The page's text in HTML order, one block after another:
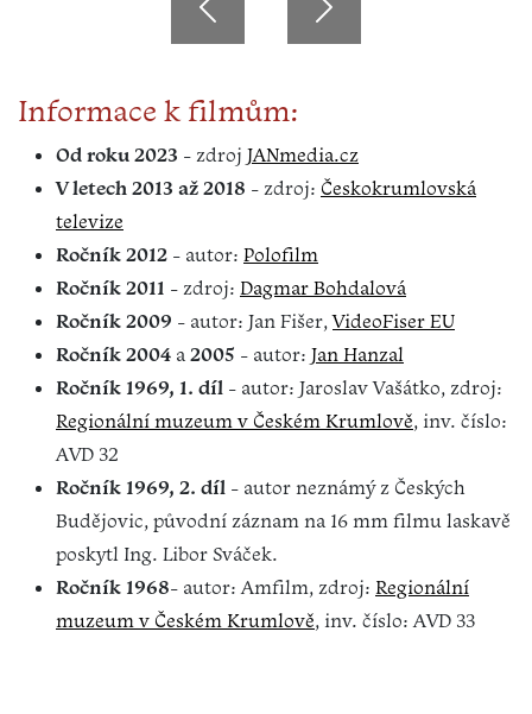
Informace k filmům:
Od roku 2023 - zdroj JANmedia.cz
V letech 2013 až 2018 - zdroj: Českokrumlovská
televize
Ročník 2012 - autor: Polofilm
Ročník 2011 - zdroj: Dagmar Bohdalová
Ročník 2009 - autor: Jan Fišer,VideoFiser EU
Ročník 2004 a 2005 - autor: Jan Hanzal
Ročník 1969, 1. díl - autor: Jaroslav Vašátko, zdroj:
Regionální muzeum v Českém Krumlově, inv. číslo:
AVD 32
Ročník 1969, 2. díl - autor neznámý z Českých
Budějovic, původní záznam na 16 mm filmu laskavě
poskytl Ing. Libor Sváček.
Ročník 1968- autor: Amfilm, zdroj: Regionální
muzeum v Českém Krumlově, inv. číslo: AVD 33